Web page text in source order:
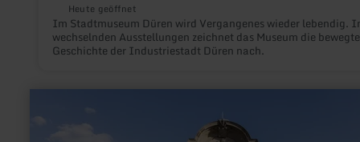
Heute geöffnet
Im Stadtmuseum Düren wird Vergangenes wieder lebendig.
wechselnden Ausstellungen zeichnet das Museum die bewegte
Geschichte der Industriestadt Düren nach.